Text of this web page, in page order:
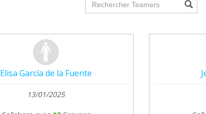
Elisa García de la Fuente
13/01/2025